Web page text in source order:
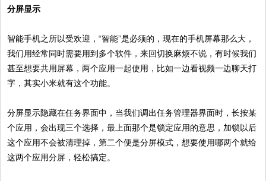
分屏显示
智能手机之所以受欢迎，“智能”是必须的，现在的手机屏幕那么大，
我们用经常同时需要用到多个软件，来回切换麻烦不说，有时候我们
甚至想要共用屏幕，两个应用一起使用，比如一边看视频一边聊天打
字，其实小米就有这个功能。
分屏显示隐藏在任务界面中，当我们调出任务管理器界面时，长按某
个应用，会出现三个选择，最上面那个是锁定应用的意思，加锁以后
这个应用不会被清理掉，第二个便是分屏模式，想要使用哪两个就给
这两个应用分屏，轻松搞定。